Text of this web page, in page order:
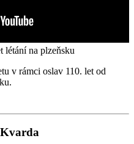
létání na plzeňsku
v rámci oslav 110. let od